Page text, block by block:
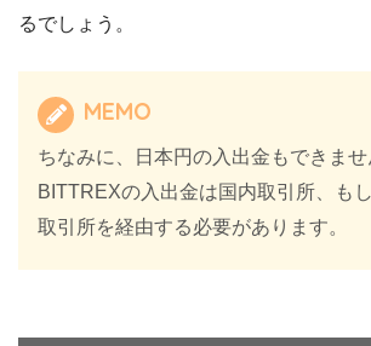
るでしょう。
MEMO
ちなみに、日本円の入出金もできませ
BITTREXの入出金は国内取引所、も
取引所を経由する必要があります。